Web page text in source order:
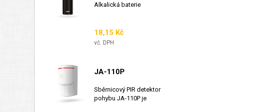
Alkalická baterie
Cena
18,15 Kč
vč. DPH
JA-110P
Sběrnicový PIR detektor
pohybu JA-110P je